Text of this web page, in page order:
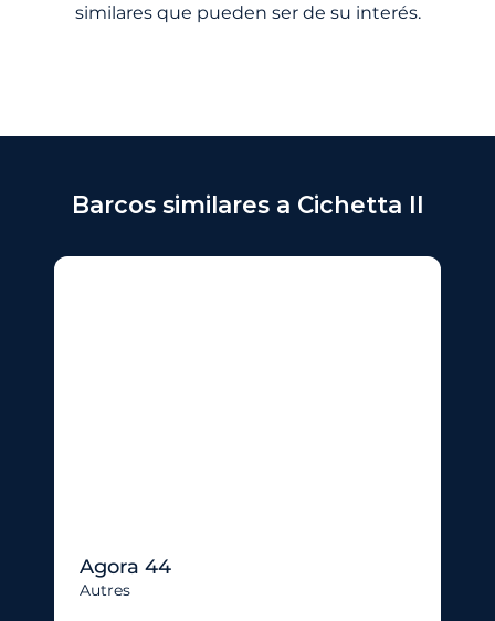
similares que pueden ser de su interés.
Barcos similares a Cichetta II
Agora 44
Autres